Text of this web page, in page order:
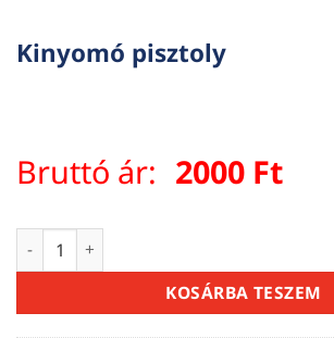
Kinyomó pisztoly
Bruttó ár: 2000 Ft
Kinyomó pisztoly mennyiség
KOSÁRBA TESZEM